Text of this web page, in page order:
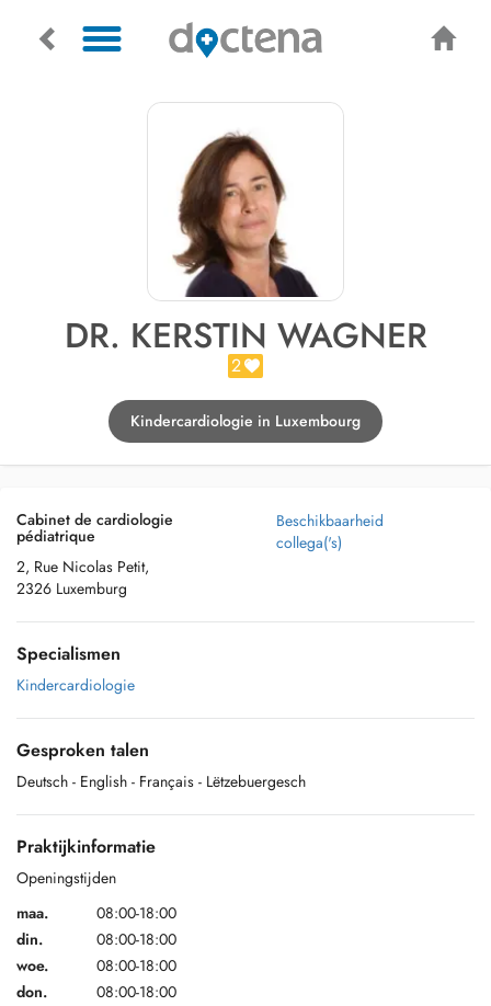
DR. KERSTIN WAGNER
2
Kindercardiologie in Luxembourg
Cabinet de cardiologie
pédiatrique
2, Rue Nicolas Petit,
2326 Luxemburg
Beschikbaarheid
collega('s)
Specialismen
Kindercardiologie
Gesproken talen
Deutsch - English - Français - Lëtzebuergesch
Praktijkinformatie
Openingstijden
maa.
08:00-18:00
din.
08:00-18:00
woe.
08:00-18:00
don.
08:00-18:00